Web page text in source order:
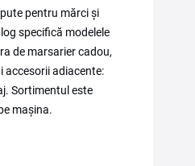
pentru mărci și
specifică modelele
de marsarier cadou,
accesorii adiacente:
Sortimentul este
mașina.